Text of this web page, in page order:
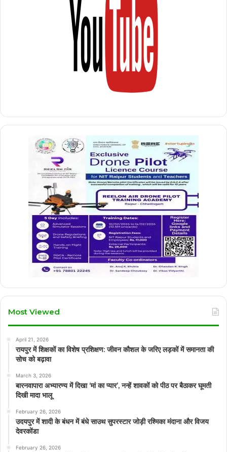
Most Viewed
April 21, 2026
रायपुर में शिक्षकों का विशेष प्रशिक्षण: जीवन कौशल के जरिए लड़कों में समानता की
सोच को बढ़ावा
March 3, 2026
बारनवापारा अभ्यारण्य में दिखा ‘मां का प्यार’, नन्हें शावकों को पीठ पर बैठाकर घूमती
दिखी मादा भालू
February 26, 2026
उदयपुर में शादी के बंधन में बंधे साउथ सुपरस्टार जोड़ी रश्मिका मंदाना और विजय
देवरकोंडा
February 26, 2026